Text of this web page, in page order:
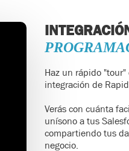
Haz un rápido
integración de
Verás con cuánta
unísono a tus
compartiendo tus
negocio.